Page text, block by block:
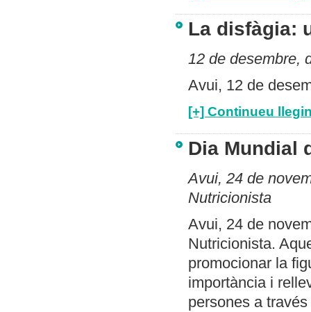
La disfàgia:
12 de desembre,
Avui, 12 de
[+] Continueu
Dia Mundial
Avui, 24 de
Nutricionista
Avui, 24 de
Nutricionista.
promocionar la
importància i
persones a